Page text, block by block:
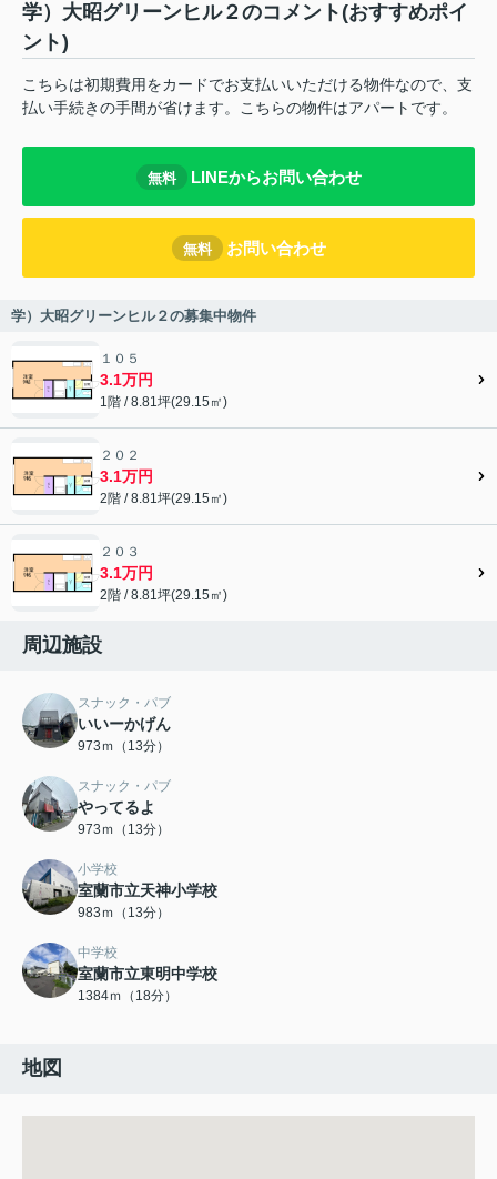
学）大昭グリーンヒル２のコメント(おすすめポイ
ント)
こちらは初期費用をカードでお支払いいただける物件なので、支
払い手続きの手間が省けます。こちらの物件はアパートです。
無料 LINEからお問い合わせ
無料 お問い合わせ
学）大昭グリーンヒル２の募集中物件
１０５
3.1万円
1階 / 8.81坪(29.15㎡)
２０２
3.1万円
2階 / 8.81坪(29.15㎡)
２０３
3.1万円
2階 / 8.81坪(29.15㎡)
周辺施設
スナック・パブ
いいーかげん
973ｍ（13分）
スナック・パブ
やってるよ
973ｍ（13分）
小学校
室蘭市立天神小学校
983ｍ（13分）
中学校
室蘭市立東明中学校
1384ｍ（18分）
地図